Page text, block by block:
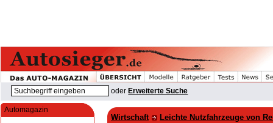
oder Erweiterte Suche
Automagazin
Wirtschaft Leichte Nutzfahrzeuge von